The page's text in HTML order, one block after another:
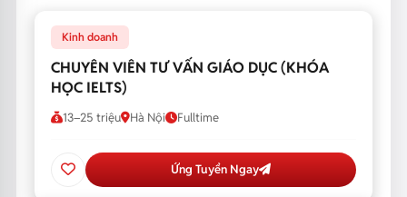
Kinh doanh
CHUYÊN VIÊN TƯ VẤN GIÁO DỤC (KHÓA
HỌC IELTS)
13–25 triệu Hà Nội Fulltime
Ứng Tuyển Ngay